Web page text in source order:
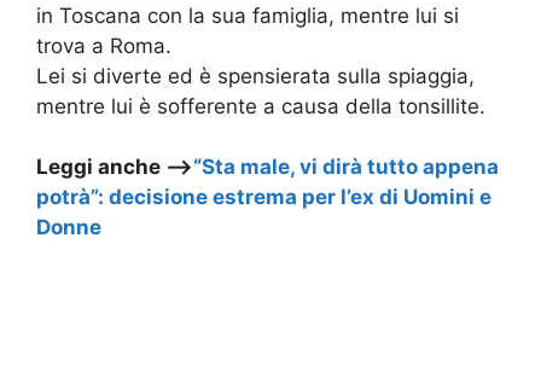
in Toscana con la sua famiglia, mentre lui si
trova a Roma.
Lei si diverte ed è spensierata sulla spiaggia,
mentre lui è sofferente a causa della tonsillite.
Leggi anche –>“Sta male, vi dirà tutto appena
potrà”: decisione estrema per l’ex di Uomini e
Donne